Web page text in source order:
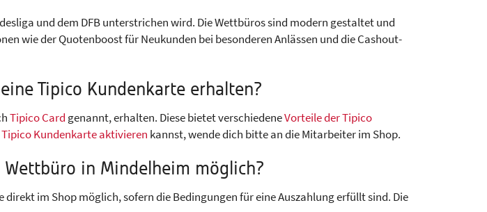
und dem DFB unterstrichen wird. Die Wettbüros sind modern gestaltet und
wie der Quotenboost für Neukunden bei besonderen Anlässen und die Cashout-
Tipico Kundenkarte erhalten?
Tipico Card genannt, erhalten. Diese bietet verschiedeneVorteile der Tipico
Tipico Kundenkarte aktivieren kannst, wende dich bitte an die Mitarbeiter im Shop.
in Mindelheim möglich?
im Shop möglich, sofern die Bedingungen für eine Auszahlung erfüllt sind. Die